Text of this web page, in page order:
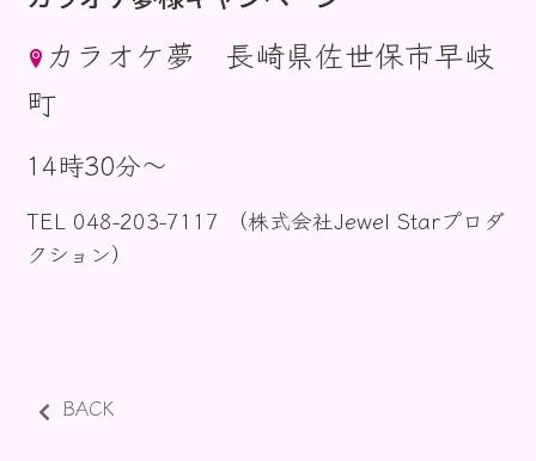
ディスコグラフィー
カラオケ夢 長崎県佐世保市早岐
町
14時30分〜
TEL 048-203-7117 （株式会社Jewel Starプロダ
クション）
BACK